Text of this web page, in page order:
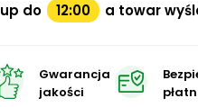
do 12:00 a towar
Gwarancja
jakości